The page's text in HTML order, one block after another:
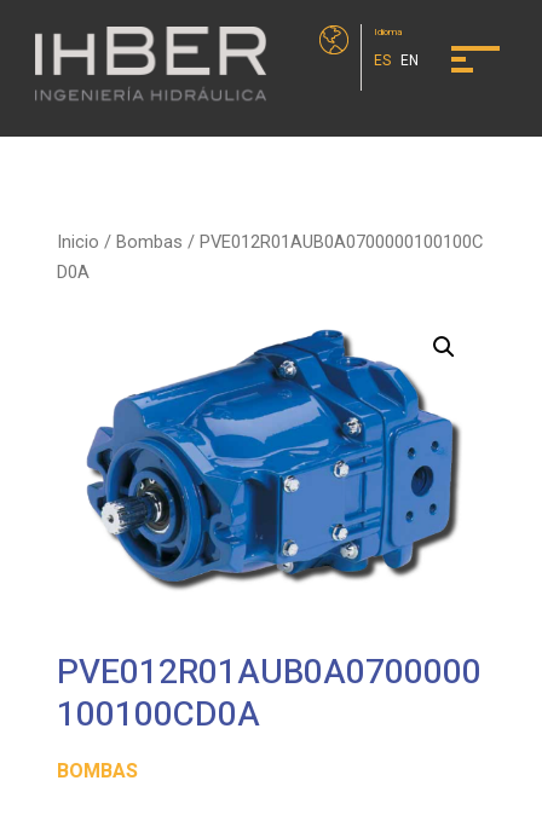
Idioma
ES EN
Inicio /Bombas / PVE012R01AUB0A0700000100100C
D0A
PVE012R01AUB0A0700000
100100CD0A
BOMBAS